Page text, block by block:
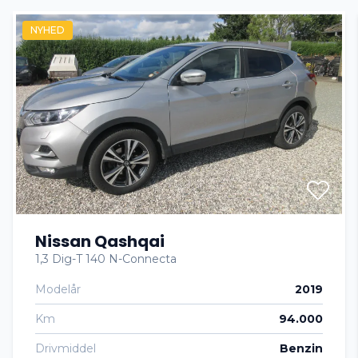
DAB+ radio
Dual zone klimaanlæg
Dæktryksystem
El-klapbare sidespejle
El-ruder x4
El-spejle
Fartpilot
NYHED
Nissan Qashqai
1,3 Dig-T 140 N-Connecta
Modelår 2019
Km 94.000
Drivmiddel Benzin